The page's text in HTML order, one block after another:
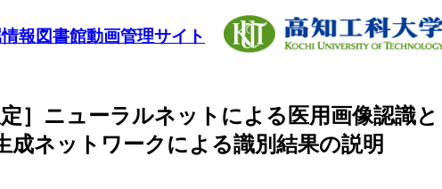
報図書館動画管理サイト
定］ニューラルネットによる医用画像認識と
成ネットワークによる識別結果の説明